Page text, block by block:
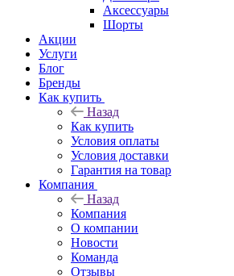
Аксессуары
Шорты
Акции
Услуги
Блог
Бренды
Как купить
Назад
Как купить
Условия оплаты
Условия доставки
Гарантия на товар
Компания
Назад
Компания
О компании
Новости
Команда
Отзывы